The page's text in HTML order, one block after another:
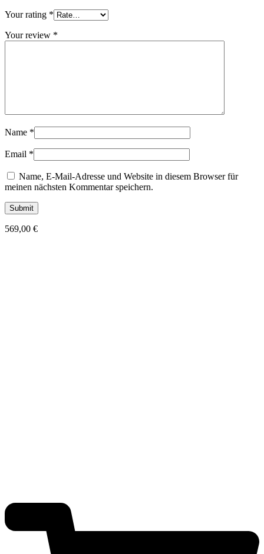
Your rating *
Your review *
Name *
Email *
Name, E-Mail-Adresse und Website in diesem Browser für
meinen nächsten Kommentar speichern.
569,00 €